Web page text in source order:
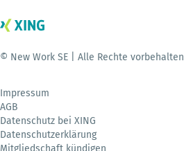
© New Work SE | Alle Rechte vorbehalten
Impressum
AGB
Datenschutz bei XING
Datenschutzerklärung
Mitgliedschaft kündigen